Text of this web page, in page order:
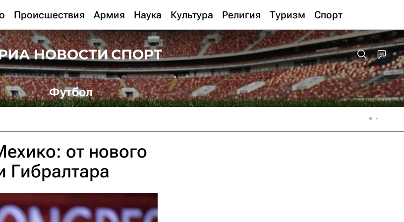
Происшествия Армия Наука Культура Религия Туризм Спорт
Футбол
от нового
Гибралтара